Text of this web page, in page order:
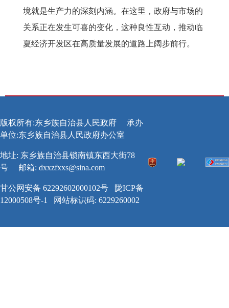
境就是生产力的深刻内涵。在这里，政府与市场的
关系正在发生可喜的变化，这种良性互动，推动临
夏经济开发区在高质量发展的道路上阔步前行。
版权所有:东乡族自治县人民政府
承办
单位:东乡族自治县人民政府办公室
地址: 东乡族自治县锁南镇东西大街78
号
邮箱: dxxzfxxs@sina.com
甘公网安备 62292602000102号
陇ICP备
12000508号-1
网站标识码: 6229260002